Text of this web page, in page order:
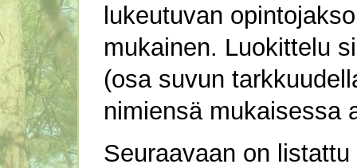
lukeutuvan
mukainen. Luokittelu
(osa suvun
nimiensä mukaisessa
Seuraavaan on